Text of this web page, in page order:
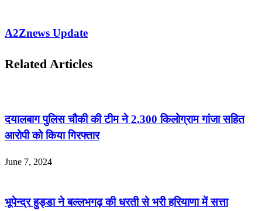
A2Znews Update
Related Articles
दयालबाग पुलिस चौकी की टीम ने 2.300 किलोग्राम गांजा सहित
आरोपी को किया गिरफ्तार
June 7, 2024
भूपेन्द्र हुड्डा ने बल्लभगढ़ की धरती से भरी हरियाणा में सत्ता